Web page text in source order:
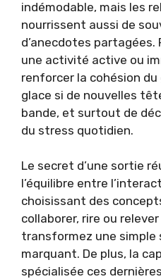
indémodable, mais les
nourrissent aussi de
d’anecdotes partagées.
une activité active ou
renforcer la cohésion du
glace si de nouvelles
bande, et surtout de
du stress quotidien.
Le secret d’une sortie
l’équilibre entre
choisissant des
collaborer, rire ou
transformez une simple
marquant. De plus, la
spécialisée ces